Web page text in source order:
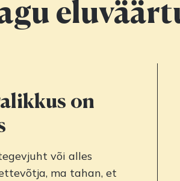
on
või alles
ma tahan, et